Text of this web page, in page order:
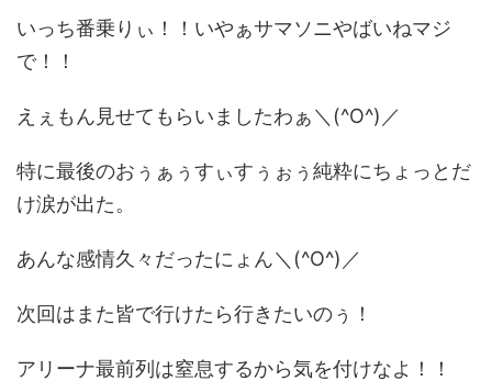
スマホ・タブレット
PC・インターネット
ポケモンGO
AND
検索
いっち番乗りぃ！！いやぁサマソニやばいねマジ
で！！
えぇもん見せてもらいましたわぁ＼(^O^)／
特に最後のおぅぁぅすぃすぅぉぅ純粋にちょっとだ
け涙が出た。
あんな感情久々だったにょん＼(^O^)／
次回はまた皆で行けたら行きたいのぅ！
アリーナ最前列は窒息するから気を付けなよ！！